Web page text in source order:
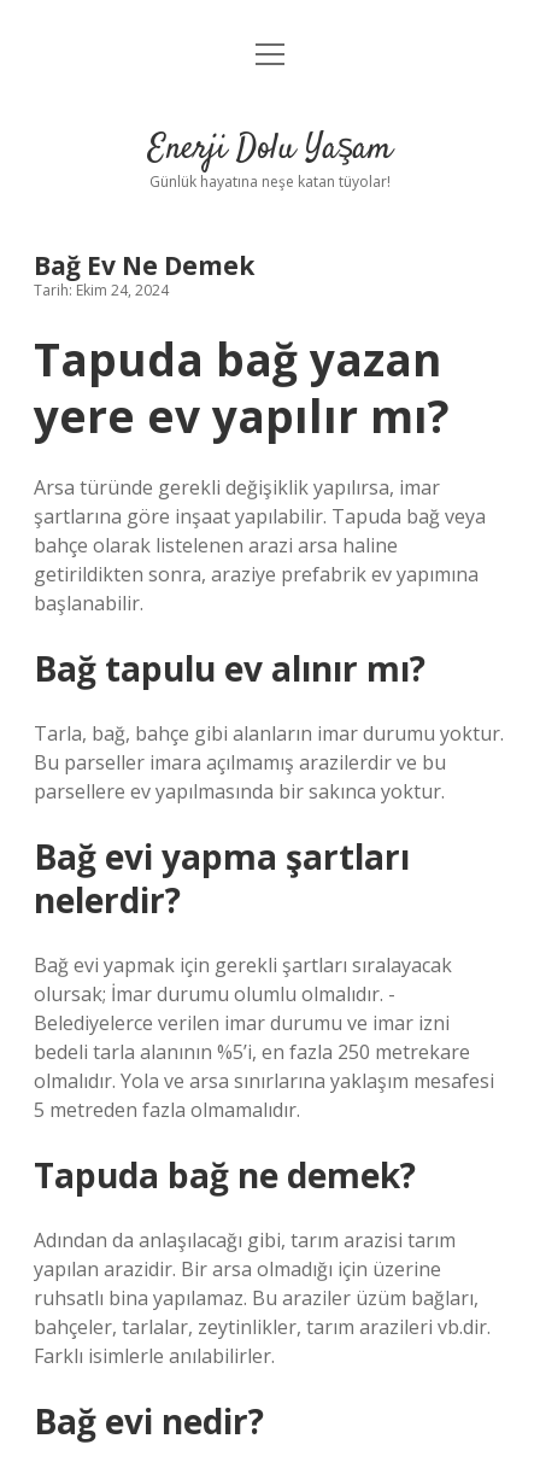
Anasayfa
Yasal Uyarı
menüyü
Enerji Dolu Yaşam
Günlük hayatına neşe katan tüyolar!
Bağ Ev Ne Demek
Tarih: Ekim 24, 2024
Tapuda bağ yazan
yere ev yapılır mı?
Arsa türünde gerekli değişiklik yapılırsa, imar
şartlarına göre inşaat yapılabilir. Tapuda bağ veya
bahçe olarak listelenen arazi arsa haline
getirildikten sonra, araziye prefabrik ev yapımına
başlanabilir.
Bağ tapulu ev alınır mı?
Tarla, bağ, bahçe gibi alanların imar durumu yoktur.
Bu parseller imara açılmamış arazilerdir ve bu
parsellere ev yapılmasında bir sakınca yoktur.
Bağ evi yapma şartları
nelerdir?
Bağ evi yapmak için gerekli şartları sıralayacak
olursak; İmar durumu olumlu olmalıdır. -
Belediyelerce verilen imar durumu ve imar izni
bedeli tarla alanının %5’i, en fazla 250 metrekare
olmalıdır. Yola ve arsa sınırlarına yaklaşım mesafesi
5 metreden fazla olmamalıdır.
Tapuda bağ ne demek?
Adından da anlaşılacağı gibi, tarım arazisi tarım
yapılan arazidir. Bir arsa olmadığı için üzerine
ruhsatlı bina yapılamaz. Bu araziler üzüm bağları,
bahçeler, tarlalar, zeytinlikler, tarım arazileri vb.dir.
Farklı isimlerle anılabilirler.
Bağ evi nedir?